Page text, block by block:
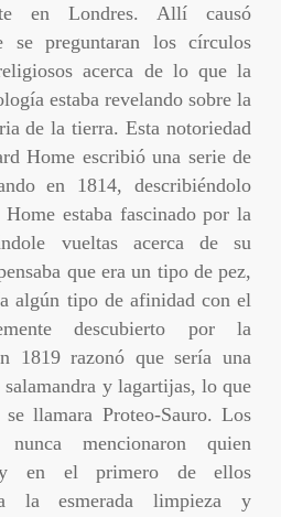
en Londres. Allí causó
se preguntaran los círculos
acerca de lo que la
estaba revelando sobre la
de la tierra. Esta notoriedad
Home escribió una serie de
en 1814, describiéndolo
estaba fascinado por la
vueltas acerca de su
que era un tipo de pez,
algún tipo de afinidad con el
descubierto por la
1819 razonó que sería una
y lagartijas, lo que
llamara Proteo-Sauro. Los
mencionaron quien
en el primero de ellos
la esmerada limpieza y